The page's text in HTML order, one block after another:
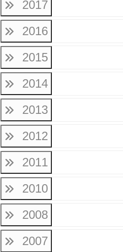
2017
2016
2015
2014
2013
2012
2011
2010
2008
2007